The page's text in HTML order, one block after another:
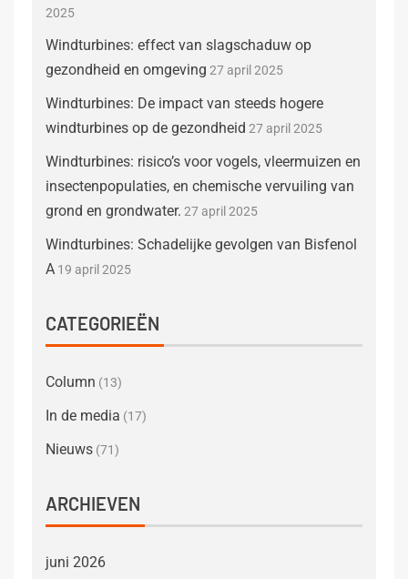
2025
Windturbines: effect van slagschaduw op
gezondheid en omgeving 27 april 2025
Windturbines: De impact van steeds hogere
windturbines op de gezondheid 27 april 2025
Windturbines: risico’s voor vogels, vleermuizen en
insectenpopulaties, en chemische vervuiling van
grond en grondwater. 27 april 2025
Windturbines: Schadelijke gevolgen van Bisfenol
A 19 april 2025
CATEGORIEËN
Column (13)
In de media (17)
Nieuws (71)
ARCHIEVEN
juni 2026